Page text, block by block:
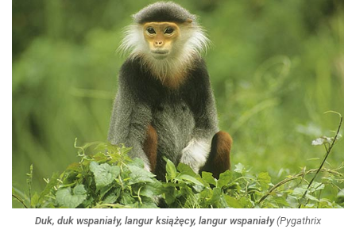
Duk, duk wspaniały, langur książęcy, langur wspaniały(Pygathrix